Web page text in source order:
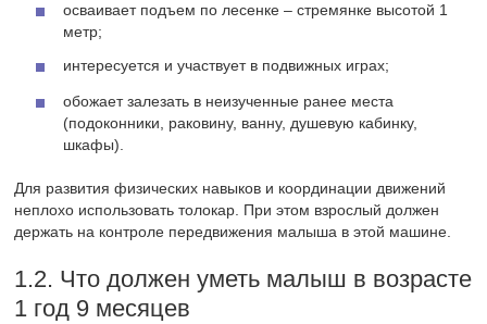
осваивает подъем по лесенке – стремянке высотой 1
метр;
интересуется и участвует в подвижных играх;
обожает залезать в неизученные ранее места
(подоконники, раковину, ванну, душевую кабинку,
шкафы).
Для развития физических навыков и координации движений
неплохо использовать толокар. При этом взрослый должен
держать на контроле передвижения малыша в этой машине.
1.2. Что должен уметь малыш в возрасте
1 год 9 месяцев